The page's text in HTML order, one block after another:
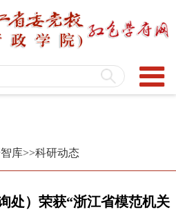
库>>科研动态
处）荣获“浙江省模范机关